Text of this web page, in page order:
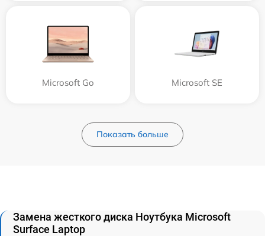
Microsoft Go Microsoft SE
Показать больше
Замена жесткого диска Ноутбука Microsoft
Surface Laptop